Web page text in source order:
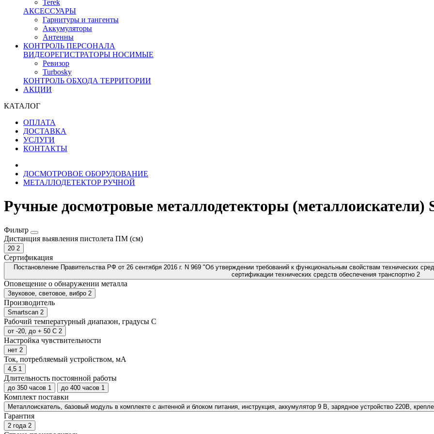
Terek
АКСЕССУАРЫ
Гарнитуры и тангенты
Аккумуляторы
Антенны
КОНТРОЛЬ ПЕРСОНАЛА
ВИДЕОРЕГИСТРАТОРЫ НОСИМЫЕ
Ревизор
Turbosky
КОНТРОЛЬ ОБХОДА ТЕРРИТОРИИ
АКЦИИ
КАТАЛОГ
ОПЛАТА
ДОСТАВКА
УСЛУГИ
КОНТАКТЫ
ДОСМОТРОВОЕ ОБОРУДОВАНИЕ
МЕТАЛЛОДЕТЕКТОР РУЧНОЙ
Ручные досмотровые металлодетекторы (металлоискатели)
Фильтр
Дистанция выявления пистолета ПМ (см)
20 2
Сертификация
Постановление Правительства РФ от 26 сентября 2016 г. N 969 "Об утверждении требований к функциональным свойствам технических
сертификации технических средств обеспечения транспортно 2
Оповещение о обнаружении металла
Звуковое, световое, вибро 2
Производитель
Smartscan 2
Рабочий температурный диапазон, градусы С
от -20, до + 50 С 2
Настройка чувствительности
нет 2
Ток, потребляемый устройством, мА
4,5 1
Длительность постоянной работы
до 350 часов 1 до 400 часов 1
Комплект поставки
Металлоискатель, базовый модуль в комплекте с антенной и блоком питания, инструкция, аккумулятор 9 В, зарядное устройство 220В,
Гарантия
2 года 2